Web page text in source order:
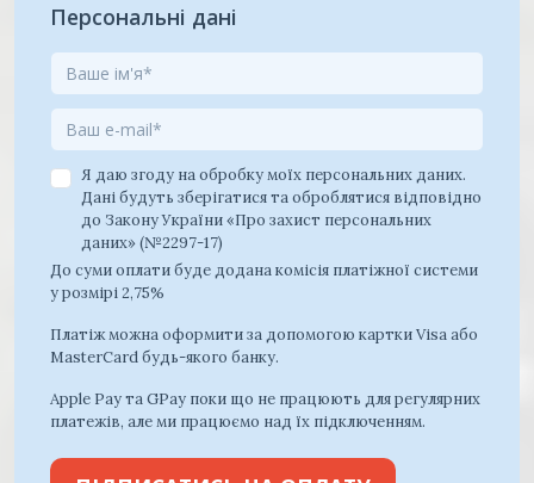
Персональні дані
Я даю згоду на обробку моїх персональних даних.
Дані будуть зберігатися та оброблятися відповідно
до Закону України «Про захист персональних
даних» (№2297-17)
До суми оплати буде додана комісія платіжної системи
у розмірі 2,75%
Платіж можна оформити за допомогою картки Visa або
MasterCard будь-якого банку.
Apple Pay та GPay поки що не працюють для регулярних
платежів, але ми працюємо над їх підключенням.